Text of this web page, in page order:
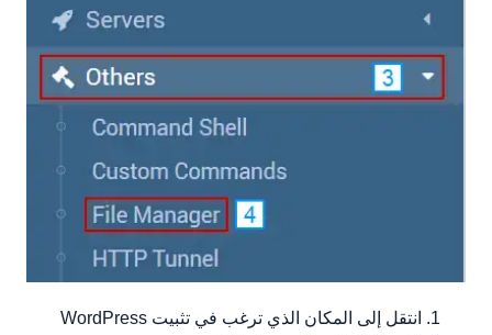
انتقل إلى المكان الذي ترغب في تثبيت WordPress